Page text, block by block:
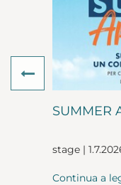
SUMMER
stage |
Continua a
Previous